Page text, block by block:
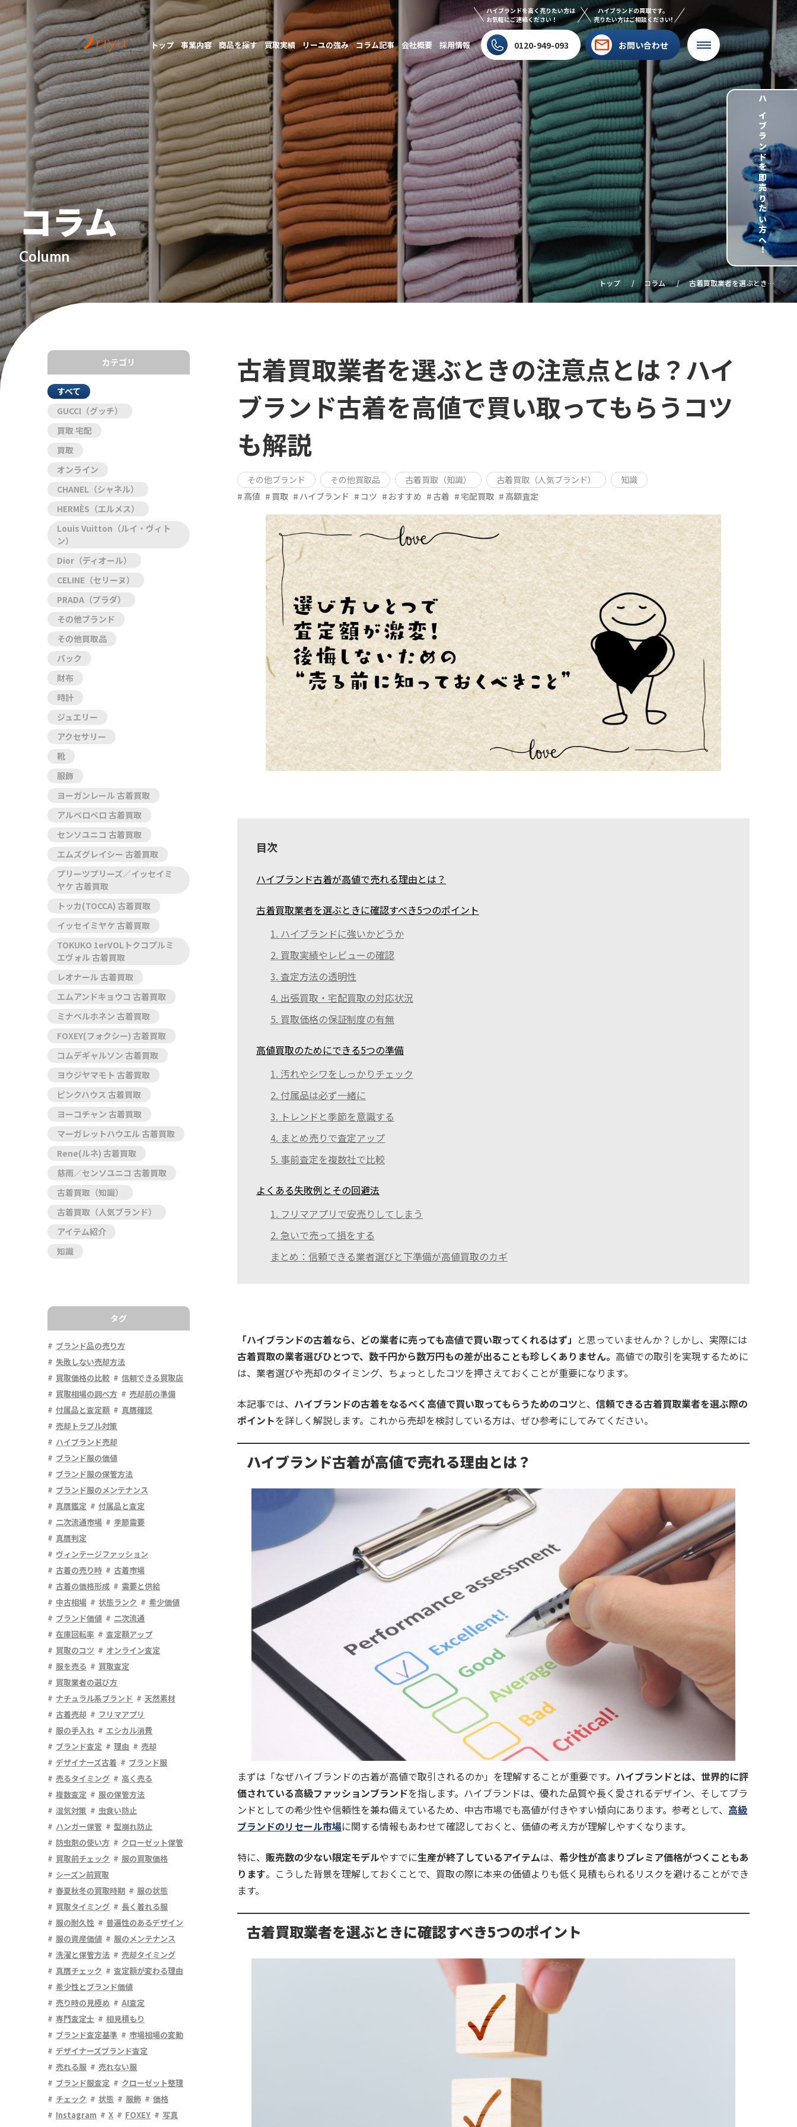
トップ 事業内容 商品を探す 買取実績 リーユの強み コラム記事 会社概要 採用情報
ハイブランドを高く売りたい方は
お気軽にご連絡ください！
0120-949-093
ハイブランドの買取です。
売りたい方はご相談ください!
お問い合わせ
コラム
Column
トップ コラム
古着買取業者を選ぶときの
注意点とは？ハイブランド
古着を高値で買い取っても
古着買取業者を選ぶときの注意点とは？ハイ
ブランド古着を高値で買い取ってもらうコツ
も解説
その他ブランド その他買取品 古着買取（知識） 古着買取（人気ブランド）
知識
高値
買取 ハイブランド コツ おすすめ 古着 宅配買取 高額査定
目次
ハイブランド古着が高値で売れる理由とは？
古着買取業者を選ぶときに確認すべき5つのポイント
1. ハイブランドに強いかどうか
2. 買取実績やレビューの確認
3. 査定方法の透明性
4. 出張買取・宅配買取の対応状況
5. 買取価格の保証制度の有無
高値買取のためにできる5つの準備
1. 汚れやシワをしっかりチェック
2. 付属品は必ず一緒に
3. トレンドと季節を意識する
4. まとめ売りで査定アップ
5. 事前査定を複数社で比較
よくある失敗例とその回避法
1. フリマアプリで安売りしてしまう
2. 急いで売って損をする
まとめ：信頼できる業者選びと下準備が高値買取のカギ
「ハイブランドの古着なら、どの業者に売っても高値で買い取ってくれるはず」 と思っていませんか？しかし、実際には
古着買取の業者選びひとつで、数千円から数万円もの差が出ることも珍しくありません。 高値での取引を実現するために
は、業者選びや売却のタイミング、ちょっとしたコツを押さえておくことが重要になります。
本記事では、 ハイブランドの古着をなるべく高値で買い取ってもらうためのコツと、 信頼できる古着買取業者を選ぶ際の
ポイントを詳しく解説します。これから売却を検討している方は、ぜひ参考にしてみてください。
ハイブランド古着が高値で売れる理由とは？
まずは「なぜハイブランドの古着が高値で取引されるのか」を理解することが重要です。 ハイブランドとは、世界的に評
価されている高級ファッションブランドを指します。ハイブランドは、優れた品質や長く愛されるデザイン、そしてブラ
ンドとしての希少性や信頼性を兼ね備えているため、中古市場でも高値が付きやすい傾向にあります。参考として、 高級
ブランドのリセール市場に関する情報もあわせて確認しておくと、価値の考え方が理解しやすくなります。
特に、 販売数の少ない限定モデルやすでに生産が終了しているアイテムは、 希少性が高まりプレミア価格がつくこともあ
ります。こうした背景を理解しておくことで、買取の際に本来の価値よりも低く見積もられるリスクを避けることができ
ます。
古着買取業者を選ぶときに確認すべき5つのポイント
カテゴリ
すべて
GUCCI（グッチ）
買取 宅配
買取
オンライン
CHANEL（シャネル）
HERMÈS（エルメス）
Louis Vuitton（ルイ・ヴィト
ン）
Dior（ディオール）
CELINE（セリーヌ）
PRADA（プラダ）
その他ブランド
その他買取品
バック
財布
時計
ジュエリー
アクセサリー
靴
服飾
ヨーガンレール 古着買取
アルベロベロ 古着買取
センソユニコ 古着買取
エムズグレイシー 古着買取
プリーツプリーズ／イッセイミ
ヤケ 古着買取
トッカ(TOCCA) 古着買取
イッセイミヤケ 古着買取
TOKUKO 1erVOLトクコプルミ
エヴォル 古着買取
レオナール 古着買取
エムアンドキョウコ 古着買取
ミナペルホネン 古着買取
FOXEY(フォクシー) 古着買取
コムデギャルソン 古着買取
ヨウジヤマモト 古着買取
ピンクハウス 古着買取
ヨーコチャン 古着買取
マーガレットハウエル 古着買取
Rene(ルネ) 古着買取
慈雨／センソユニコ 古着買取
古着買取（知識）
古着買取（人気ブランド）
アイテム紹介
知識
タグ
ブランド品の売り方
失敗しない売却方法
買取価格の比較
信頼できる買取店
買取相場の調べ方
売却前の準備
付属品と査定額
真贋確認
売却トラブル対策
ハイブランド売却
ブランド服の価値
ブランド服の保管方法
ブランド服のメンテナンス
真贋鑑定
付属品と査定
二次流通市場
季節需要
真贋判定
ヴィンテージファッション
古着の売り時
古着市場
古着の価格形成
需要と供給
中古相場
状態ランク
希少価値
ブランド価値
二次流通
在庫回転率
査定額アップ
買取のコツ
オンライン査定
服を売る
買取査定
買取業者の選び方
ナチュラル系ブランド
天然素材
古着売却
フリマアプリ
服の手入れ
エシカル消費
ブランド査定
理由
売却
デザイナーズ古着
ブランド服
売るタイミング
高く売る
複数査定
服の保管方法
湿気対策
虫食い防止
ハンガー保管
型崩れ防止
防虫剤の使い方
クローゼット保管
買取前チェック
服の買取価格
シーズン前買取
春夏秋冬の買取時期
服の状態
買取タイミング
長く着れる服
服の耐久性
普遍性のあるデザイン
服の資産価値
服のメンテナンス
洗濯と保管方法
売却タイミング
真贋チェック
査定額が変わる理由
希少性とブランド価値
売り時の見極め
AI査定
専門査定士
相見積もり
ブランド査定基準
市場相場の変動
デザイナーズブランド査定
売れる服
売れない服
ブランド服査定
クローゼット整理
チェック
状態 服飾
価格
Instagram
X FOXEY
写真
ハイブランドを即売りたい方へ！